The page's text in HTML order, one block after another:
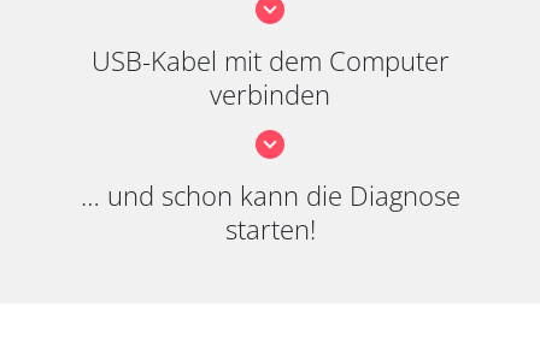
USB-Kabel mit dem Computer
verbinden
… und schon kann die Diagnose
starten!